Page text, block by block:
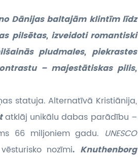
Dānijas baltajām klintīm līdz
pilsētas, izveidoti romantiski
pludmales, piekrastes
– majestātiskas pilis,
statuja. Alternatīvā Kristiānija,
atklāj unikālu dabas parādību –
66 miljoniem gadu. UNESCO
nozīmi. Knuthenborg